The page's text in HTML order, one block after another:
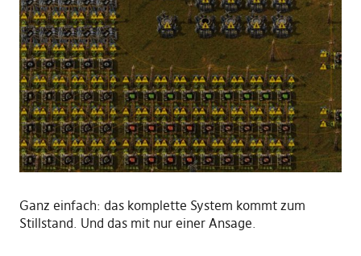
Ganz einfach: das komplette System kommt zum
Stillstand. Und das mit nur einer Ansage.